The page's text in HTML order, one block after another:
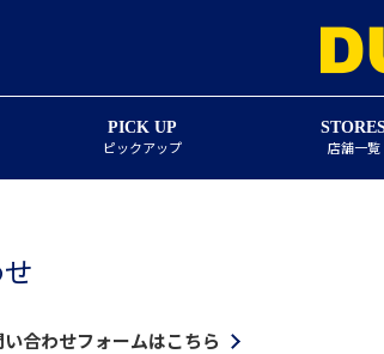
PICK UP
ピックアップ 店舗一覧
合わせフォームはこちら